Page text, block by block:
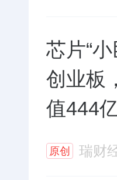
芯片“
创业板
值444
原创 瑞财